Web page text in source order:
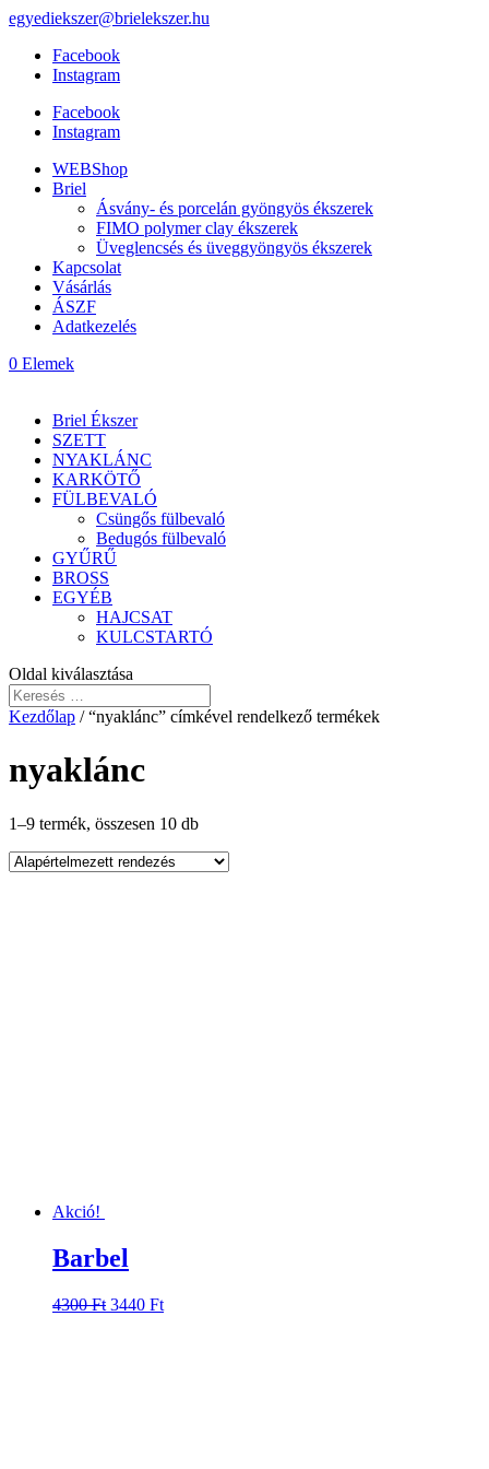
egyediekszer@brielekszer.hu
Facebook
Instagram
Facebook
Instagram
WEBShop
Briel
Ásvány- és porcelán gyöngyös ékszerek
FIMO polymer clay ékszerek
Üveglencsés és üveggyöngyös ékszerek
Kapcsolat
Vásárlás
ÁSZF
Adatkezelés
0 Elemek
Briel Ékszer
SZETT
NYAKLÁNC
KARKÖTŐ
FÜLBEVALÓ
Csüngős fülbevaló
Bedugós fülbevaló
GYŰRŰ
BROSS
EGYÉB
HAJCSAT
KULCSTARTÓ
Oldal kiválasztása
Kezdőlap / “nyaklánc” címkével rendelkező termékek
nyaklánc
1–9 termék, összesen 10 db
Akció!
Barbel
4300Ft Original
3440 FtCurrent